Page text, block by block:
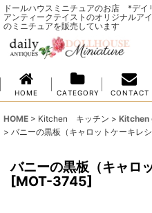
ドールハウスミニチュアのお店 *デ
アンティークテイストのオリジナルア
のミニチュアを販売しています
H O M E C A T E G O R Y C O N T A C T
HOME > Kitchen キッチン > Kitchen
> バニーの黒板（キャロットケーキレシ
バニーの黒板（キャロ
[MOT-3745]